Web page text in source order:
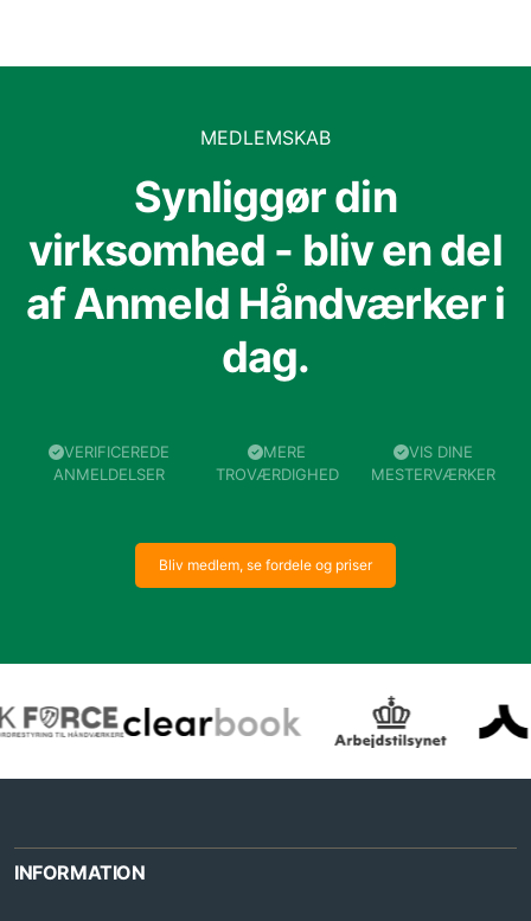
MEDLEMSKAB
Synliggør din
virksomhed - bliv en del
af Anmeld Håndværker i
dag.
VERIFICEREDE
ANMELDELSER
MERE
TROVÆRDIGHED
VIS DINE
MESTERVÆRKER
Bliv medlem, se fordele og priser
INFORMATION